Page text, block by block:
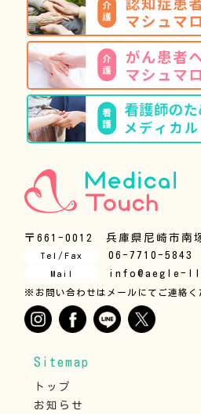
〒661-0012 兵庫県尼崎市南
Tel/Fax 06-7710-5843
Mail info@aegle-
※お問い合わせはメールにてご連絡く
Sitemap
トップ
お知らせ